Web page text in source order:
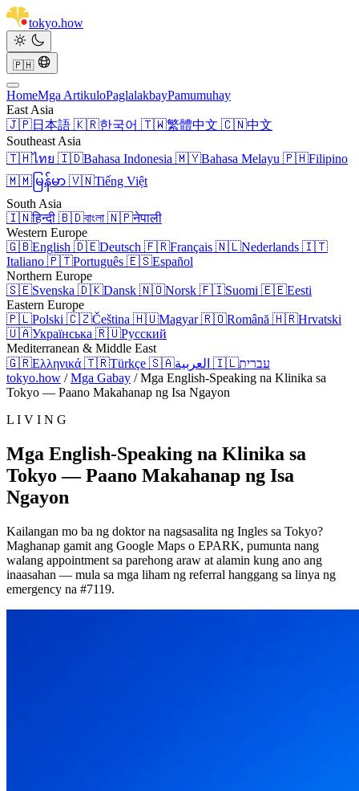
tokyo.how
🇵🇭
HomeMga ArtikuloPaglalakbayPamumuhay
East Asia
🇯🇵日本語 🇰🇷한국어 🇹🇼繁體中文 🇨🇳中文
Southeast Asia
🇹🇭ไทย 🇮🇩Bahasa Indonesia 🇲🇾Bahasa Melayu 🇵🇭Filipino
🇲🇲 မြန်မာ 🇻🇳Tiếng Việt
South Asia
🇮🇳हिन्दी 🇧🇩বাংলা 🇳🇵नेपाली
Western Europe
🇬🇧English 🇩🇪Deutsch 🇫🇷Français 🇳🇱Nederlands 🇮🇹
Italiano 🇵🇹Português 🇪🇸Español
Northern Europe
🇸🇪Svenska 🇩🇰Dansk 🇳🇴Norsk 🇫🇮Suomi 🇪🇪Eesti
Eastern Europe
🇵🇱Polski 🇨🇿Čeština 🇭🇺Magyar🇷🇴Română 🇭🇷Hrvatski
🇺🇦Українська 🇷🇺Русский
Mediterranean & Middle East
🇬🇷Ελληνικά 🇹🇷Türkçe 🇸🇦 🇮🇱עברית
tokyo.how / Mga Gabay / Mga English-Speaking na Klinika sa
Tokyo — Paano Makahanap ng Isa Ngayon
L I V I N G
Mga English-Speaking na Klinika sa
Tokyo — Paano Makahanap ng Isa
Ngayon
Kailangan mo ba ng doktor na nagsasalita ng Ingles sa Tokyo?
Maghanap gamit ang Google Maps o EPARK, pumunta nang
walang appointment sa parehong araw at alamin kung ano ang
inaasahan — mula sa mga liham ng referral hanggang sa linya ng
emergency na #7119.